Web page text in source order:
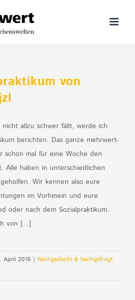
von
allzu schwer fällt, werde ich
berichten. Das ganze mehrwert-
schon mal für eine Woche den
Alle haben in unterschiedlichen
Wir kennen also eure
im Vorhinein und eure
oder nach dem Sozialpraktikum.
von [...]
April 2015 | Nachgedacht & Nachgefragt